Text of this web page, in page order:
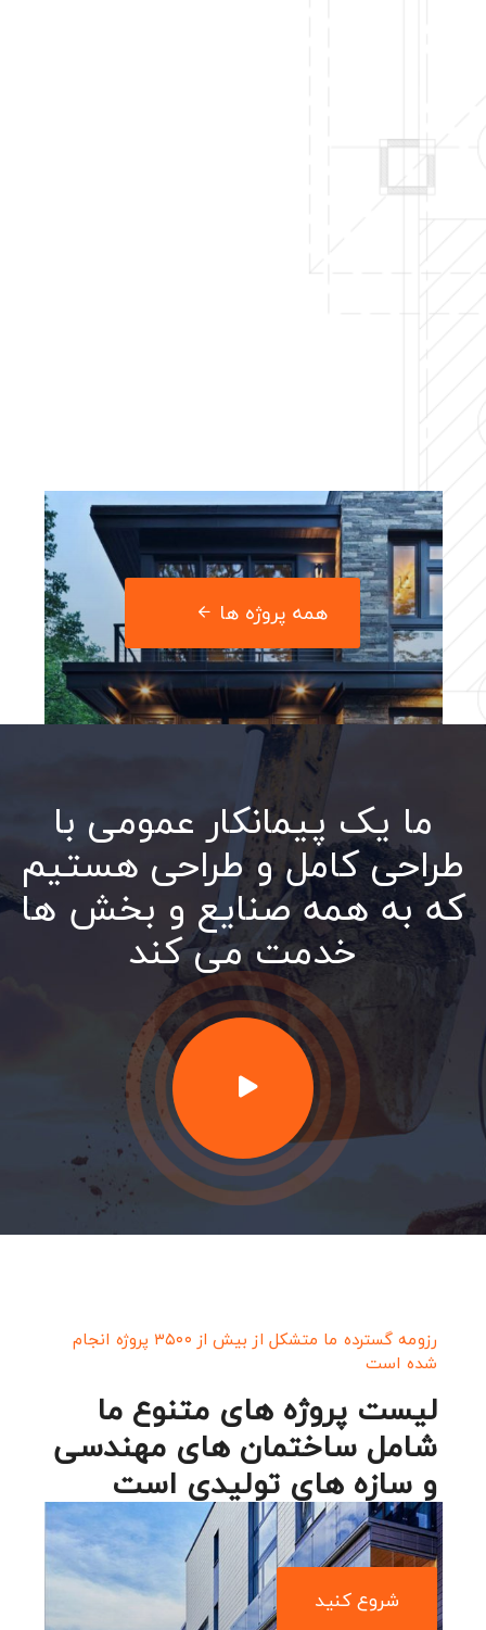
خانه جدید ساخت خانواده
ادامه مطلب
همه پروژه ها
ما یک پیمانکار عمومی با
طراحی کامل و طراحی هستیم
که به همه صنایع و بخش ها
خدمت می کند
رزومه گسترده ما متشکل از بیش از ۳۵۰۰ پروژه انجام
شده است
لیست پروژه های متنوع ما
شامل ساختمان های مهندسی
و سازه های تولیدی است
شروع کنید